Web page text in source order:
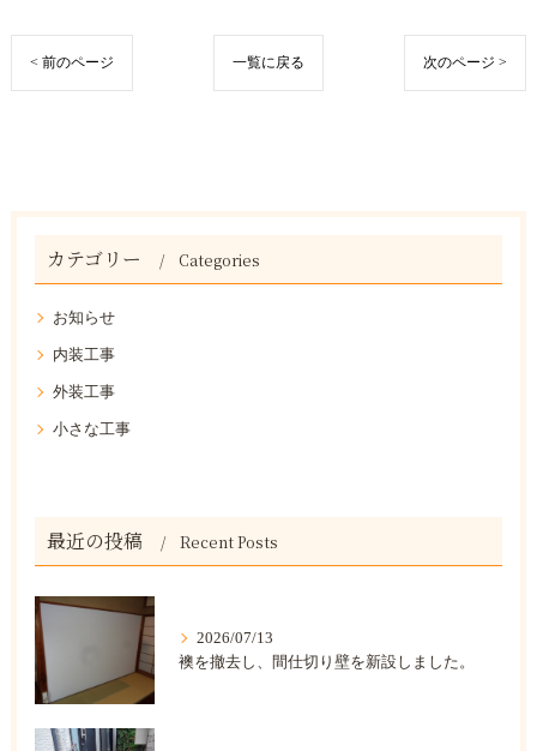
< 前のページ 一覧に戻る 次のページ >
カテゴリー Categories
お知らせ
内装工事
外装工事
小さな工事
最近の投稿 Recent Posts
2026/07/13
襖を撤去し、間仕切り壁を新設しました。